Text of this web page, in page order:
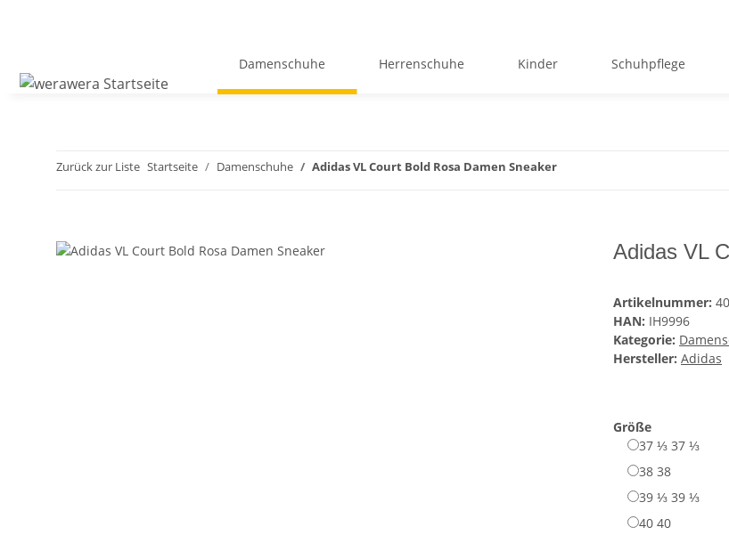
Damenschuhe Herrenschuhe Kinder Schuhpflege
Zurück zur Liste Startseite Damenschuhe Adidas VL Court Bold Rosa Damen Sneaker
Adidas VL
Artikelnummer:
HAN: IH9996
Kategorie:
Hersteller: Adidas
Größe
37 ⅓ 37 ⅓
38 38
39 ⅓ 39 ⅓
40 40